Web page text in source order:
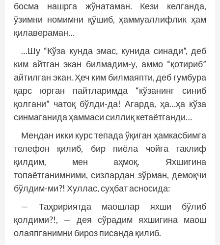
босма нашрга жўнатаман. Кези келганда,
ўзимни номимни қўшиб, ҳаммуаллифлик ҳам
қилавераман…
…Шу “Кўза кунда эмас, кунида синади”, деб
ким айтган экан билмадим-у, аммо “қотириб”
айтилган экан. Ҳеч ким билмаяпти, деб гумбура
қарс юрган пайт­ларимда “кўзанинг синиб
қолгани” чатоқ бўлди-да! Агарда, ҳа…ҳа кўза
синмаганида ҳаммаси силлиқ кетаётганди…
Мендан икки курс тепада ўқиган ҳамкасбимга
телефон қилиб, бир пиёла чойга таклиф
қилдим, мен аҳмоқ. Яхшигина
топаётганимними, сизлардан зўрман, демоқчи
бўлдим-ми?! Хуллас, суҳбат асносида:
— Таҳририятда маошлар яхши бўлиб
қолдими?!, — дея сўрадим яхшигина маош
олаяпганимни бироз писанда қилиб.